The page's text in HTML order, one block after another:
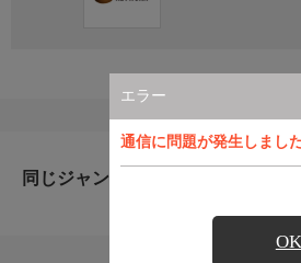
エラー
通信に問題が発生しまし
OK
同じジャンルのおすすめ番組